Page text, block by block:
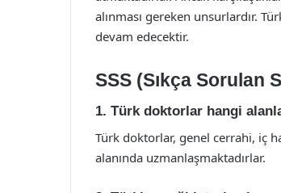
alınması gereken unsurlardır.
devam edecektir.
SSS (Sıkça Sorulan
1. Türk doktorlar hangi
Türk doktorlar, genel cerrahi, iç
alanında uzmanlaşmaktadırlar.